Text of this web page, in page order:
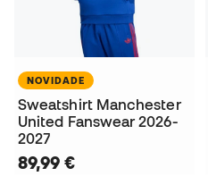
NOVIDADE
Sweatshirt Manchester
United Fanswear 2026-
2027
89,99 €